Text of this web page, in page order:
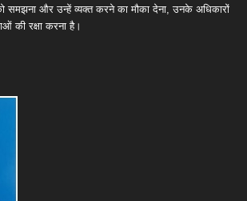
समझना और उन्हें व्यक्त करने का मौका देना, उनके अधिकारों
की रक्षा करना है।